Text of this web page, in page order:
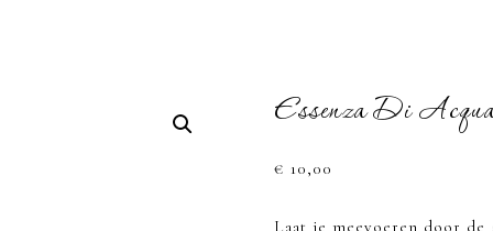
Essenza Di
€ 10,00
Laat je meevoeren door de